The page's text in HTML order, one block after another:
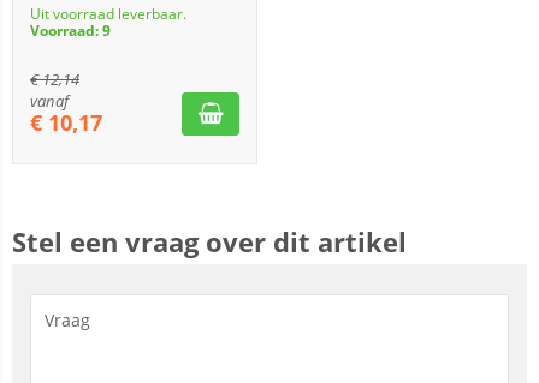
Uit voorraad leverbaar.
Voorraad: 9
€12,14
vanaf
€ 10,17
Stel een vraag over dit artikel